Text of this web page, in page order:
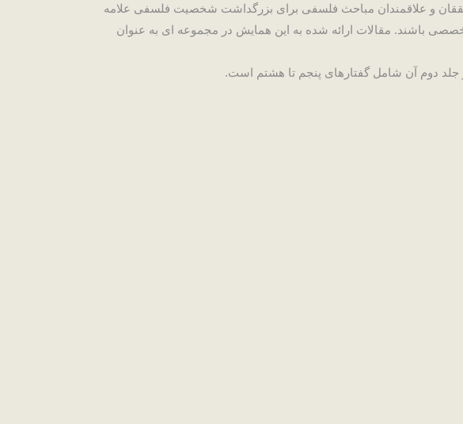
جهت بزرگداشت فلاسفه و حکمای مسلمان برگزار نماید. در این راستا در سال 87 ، محققان و علاقمندان مباحث فلسفی برای بزرگداشت شخصیت فلسفی علامه
باشند. مقالات ارائه شده به این همایش در مجموعه ای به عنوان
جلد دوم آن شامل گفتارهای پنجم تا هشتم است.